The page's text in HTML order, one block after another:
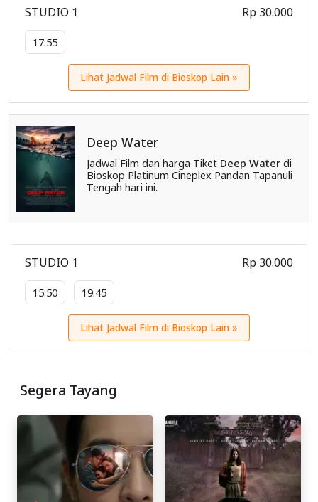
STUDIO 1
17:55
Rp 30.000
Lihat Jadwal Film di Bioskop Lain »
Deep Water
Jadwal Film dan harga Tiket Deep Waterdi
Bioskop Platinum Cineplex Pandan Tapanuli
Tengah hari ini.
STUDIO 1
15:50 19:45
Rp 30.000
Lihat Jadwal Film di Bioskop Lain »
Segera Tayang